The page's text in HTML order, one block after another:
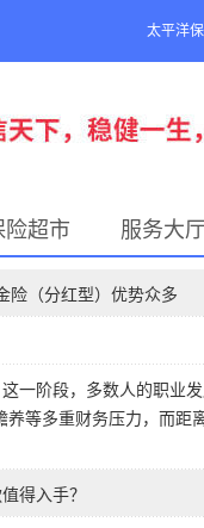
太平洋
险超市 服务大
险（分红型）优势众多
一阶段，多数人的职业
等多重财务压力，而
得入手？